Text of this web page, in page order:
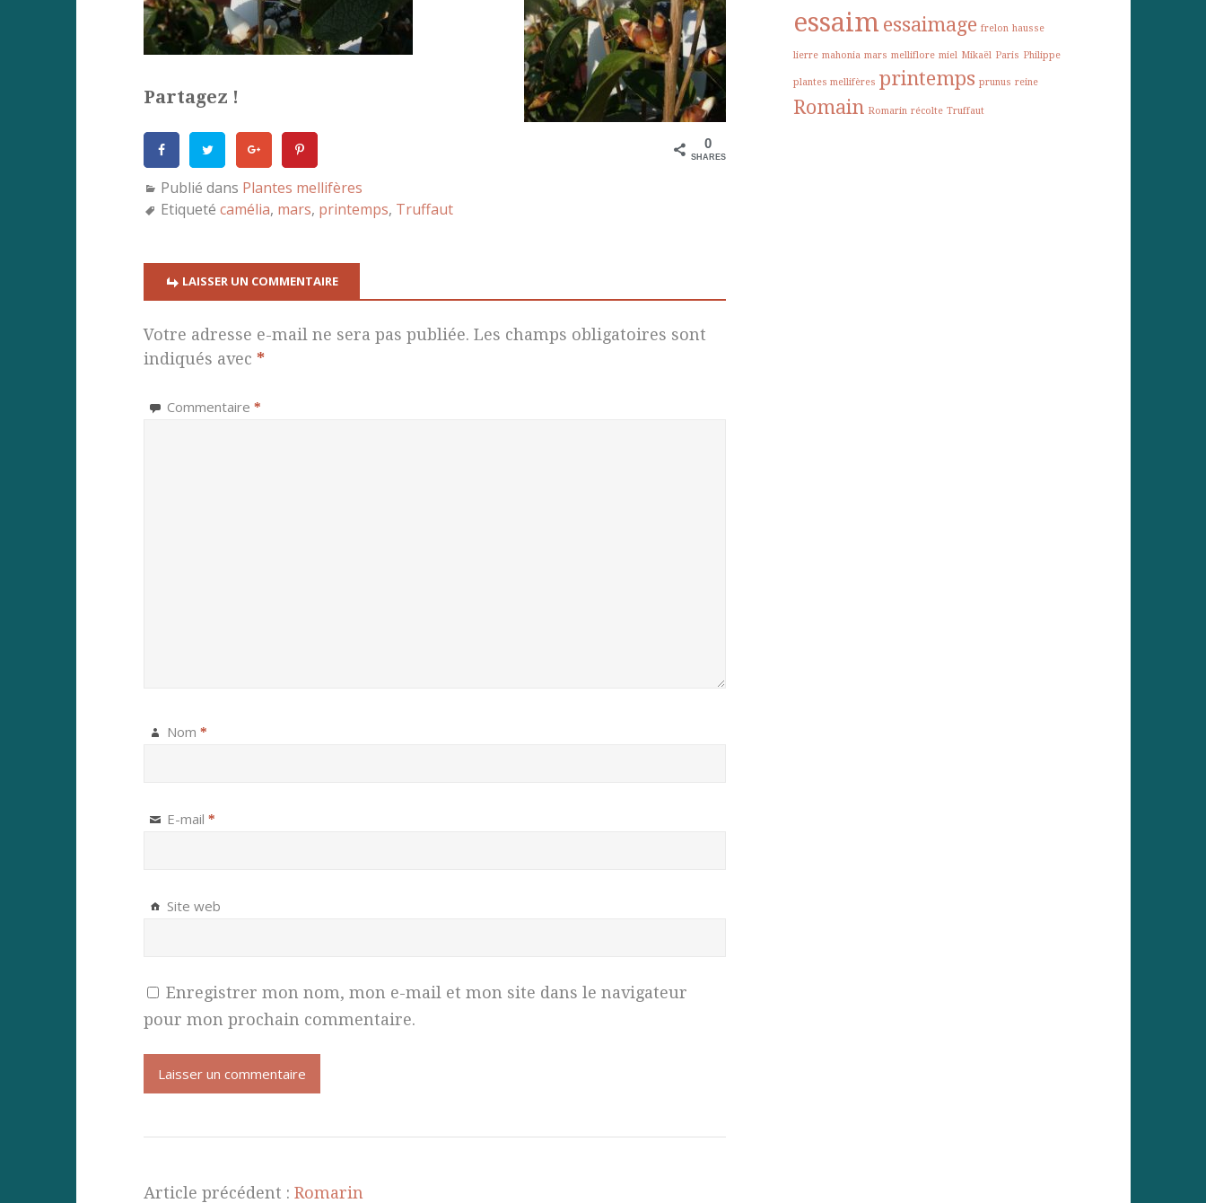
Partagez !
0
SHARES
Publié dans Plantes mellifères
Etiqueté camélia, mars, printemps, Truffaut
LAISSER UN COMMENTAIRE
Votre adresse e-mail ne sera pas publiée. Les champs obligatoires sont
indiqués avec *
Commentaire *
Nom *
E-mail *
Site web
Enregistrer mon nom, mon e-mail et mon site dans le navigateur
pour mon prochain commentaire.
Article précédent : Romarin
essaim essaimage frelon hausse
lierre mahonia mars melliflore miel Mikaël Paris Philippe
plantes mellifères printemps prunus reine
Romain Romarin récolte Truffaut